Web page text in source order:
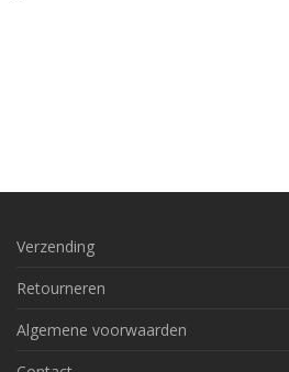
Verzending
Retourneren
Algemene voorwaarden